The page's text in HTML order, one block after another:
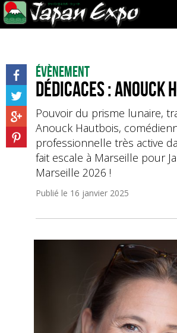
Évènement
Dédicaces : Anouck
Pouvoir du prisme lunaire,
Anouck Hautbois,
professionnelle très active
fait escale à Marseille pour
Marseille 2026 !
Publié le 16 janvier 2025